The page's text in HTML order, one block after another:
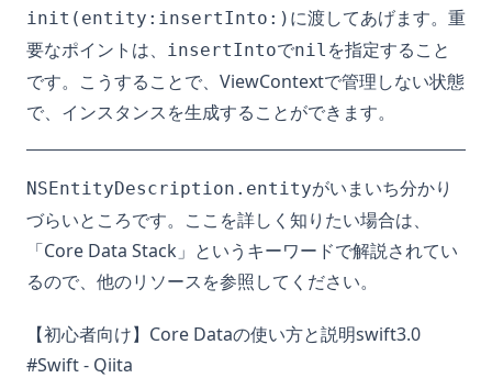
init(entity:insertInto:) に渡してあげます。重
要なポイントは、
insertIntoでnil を指定すること
です。こうすることで、ViewContextで管理しない状態
で、インスタンスを生成することができます。
NSEntityDescription.entityがいまいち分かり
づらいところです。ここを詳しく知りたい場合は、
「Core Data Stack」というキーワードで解説されてい
るので、他のリソースを参照してください。
【初心者向け】Core Dataの使い方と説明swift3.0
#Swift - Qiita